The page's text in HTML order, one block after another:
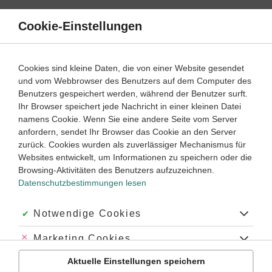
Direkt
Inhalt
Latein 1. Lernjahr ‐ Abitur
Anapher
Über das Wort „Anapher“
Genus, Betonung:die Anapher
Herkunft:von lat.anaphora, dies von
anaphorā́ Wiederholung
Cookie-Einstellungen
Cookies sind kleine Daten, die von einer Website gesendet
und vom Webbrowser des Benutzers auf dem Computer des
Benutzers gespeichert werden, während der Benutzer surft.
Ihr Browser speichert jede Nachricht in einer kleinen Datei
namens Cookie. Wenn Sie eine andere Seite vom Server
anfordern, sendet Ihr Browser das Cookie an den Server
zurück. Cookies wurden als zuverlässiger Mechanismus für
Websites entwickelt, um Informationen zu speichern oder die
Browsing-Aktivitäten des Benutzers aufzuzeichnen.
Datenschutzbestimmungen lesen
Akzeptiert:
Notwendige Cookies
Abgelehnt:
Marketing Cookies
Abgelehnt:
Personalisierungs-Cookies
Aktuelle Einstellungen speichern